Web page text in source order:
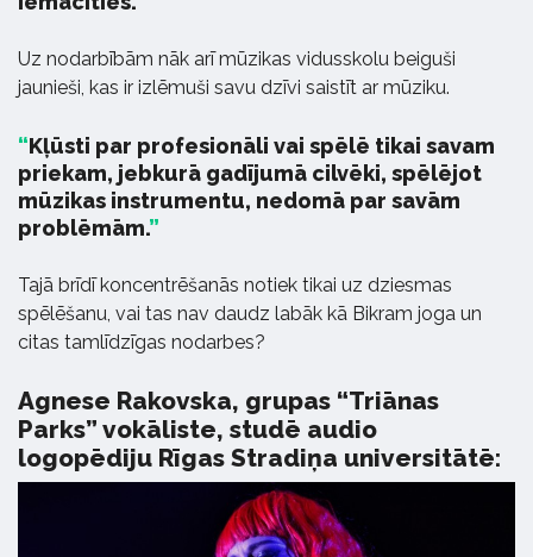
Uz nodarbībām nāk arī mūzikas vidusskolu beiguši
jaunieši, kas ir izlēmuši savu dzīvi saistīt ar mūziku.
Kļūsti par profesionāli vai spēlē tikai savam
priekam, jebkurā gadījumā cilvēki, spēlējot
mūzikas instrumentu, nedomā par savām
problēmām.
Tajā brīdī koncentrēšanās notiek tikai uz dziesmas
spēlēšanu, vai tas nav daudz labāk kā Bikram joga un
citas tamlīdzīgas nodarbes?
Agnese Rakovska, grupas “Triānas
Parks” vokāliste, studē audio
logopēdiju Rīgas Stradiņa universitātē: